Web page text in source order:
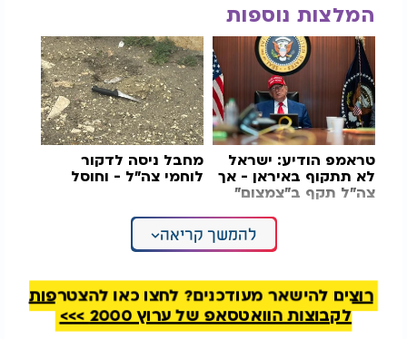
המלצות נוספות
טראמפ הודיע: ישראל
לא תתקוף באיראן - אך
צה"ל תקף ב"צמצום"
מחבל ניסה לדקור
לוחמי צה"ל - וחוסל
בתיעודים שהופצו מהמקום נראו נזק כבד למבנה
שהותקף ועמודי עשן שהתמרו מעל האזור לאחר
במקביל, במערכת הביטחון שוררת דריכות גבוהה לנוכח
האפשרות שאיראן תבחר להגיב בעקבות ההתפתחויות
להמשך קריאה
רוצים להישאר מעודכנים? לחצו כאן להצטרפות
לקבוצות הוואטסאפ של ערוץ 2000 >>>